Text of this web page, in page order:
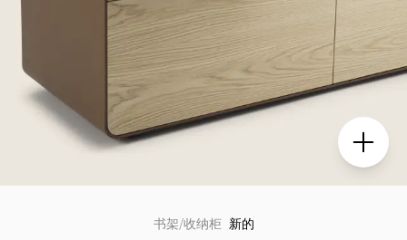
书架/收纳柜 新的